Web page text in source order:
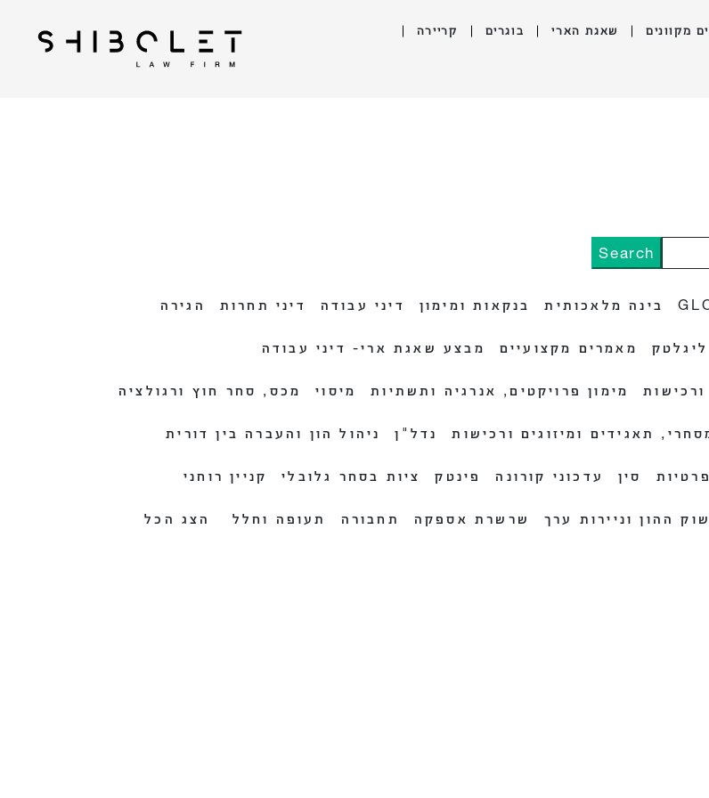
מקוונים שאגת הארי בוגרים קריירה
בינה מלאכותית בנקאות ומימון דיני עבודה דיני תחרות הגירה
ליגלטק מאמרים מקצועיים מבצע שאגת ארי- דיני עבודה
ורכישות מימון פרויקטים, אנרגיה ותשתיות מיסוי מכס, סחר חוץ ורגולציה
תאגידים ומיזוגים ורכישות נדל"ן ניהול הון והעברה בין דורית
סין עדכוני קורונה פינטק ציות בסחר גלובלי קניין רוחני
שוק ההון וניירות ערך שרשרת אספקה תחבורה תעופה וחלל הצג הכל